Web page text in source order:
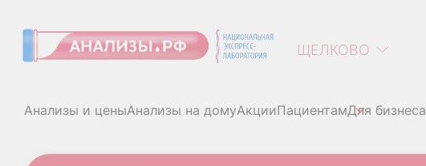
ЩЕЛКОВО
Анализы и ценыАнализы на домуАкцииПациентамДля бизнеса